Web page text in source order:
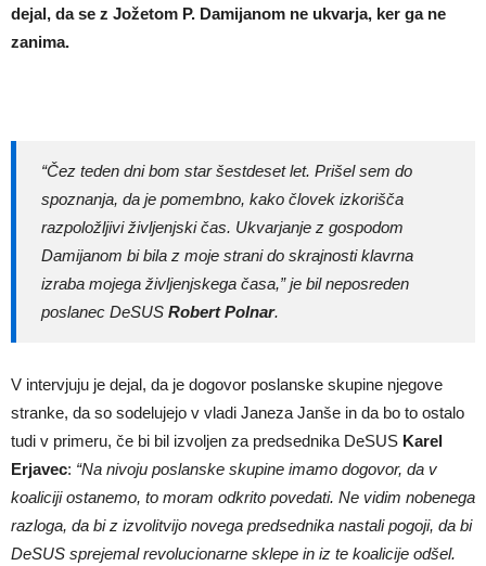
dejal, da se z Jožetom P. Damijanom ne ukvarja, ker ga ne
zanima.
“Čez teden dni bom staršestdesetlet. Prišel sem do
spoznanja, da je pomembno, kako človek izkorišča
razpoložljivi življenjski čas. Ukvarjanje z gospodom
Damijanom bi bila z moje strani do skrajnosti klavrna
izraba mojega življenjskega časa,”je bil neposreden
poslanec DeSUS Robert Polnar.
V intervjuju je dejal, da je dogovor poslanske skupine njegove
stranke, da so sodelujejo v vladi Janeza Janše in da bo to ostalo
tudi v primeru, če bi bil izvoljen za predsednika DeSUS Karel
Erjavec: “Na nivoju poslanske skupine imamo dogovor, da v
koaliciji ostanemo, to moram odkrito povedati. Ne vidim nobenega
razloga, da bi z izvolitvijo novega predsednika nastali pogoji, da bi
DeSUS sprejemal revolucionarne sklepe in iz te koalicije odšel.